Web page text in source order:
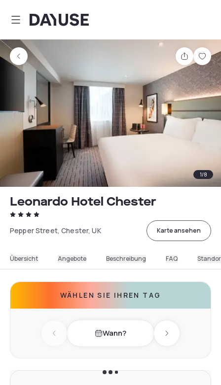
Dayuse
Teilen
1/8
Leonardo Hotel Chester
Pepper Street, Chester, UK Karte ansehen
Übersicht Angebote Beschreibung FAQ
WÄHLEN SIE IHREN TAG
Previous day Wann? Next day